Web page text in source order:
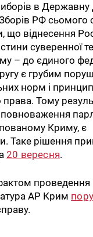
в
РФ сьомого
що віднесення
суверенної
– до єдиного
є грубим
норм і
Тому
повноваження
Криму, є
Таке рішення
20 вересня.
проведення
АР Крим